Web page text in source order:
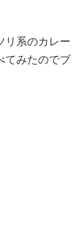
リ系のカレー
てみたのでブ